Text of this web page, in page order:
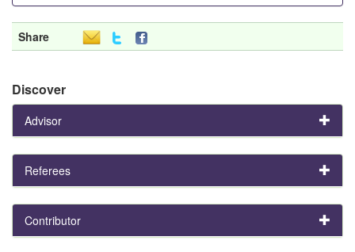
Share
Discover
Advisor
Referees
Contributor